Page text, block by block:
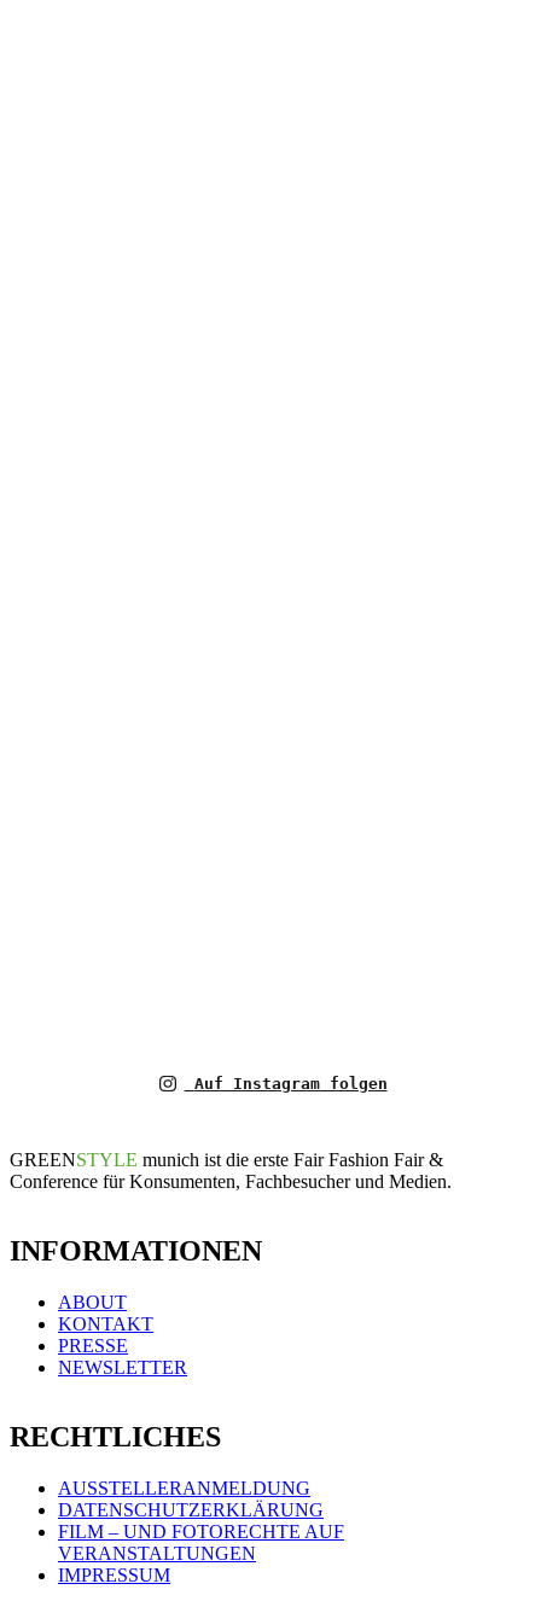
Auf Instagram folgen
GREENSTYLE munich ist die erste Fair Fashion Fair &
Conference für Konsumenten, Fachbesucher und Medien.
INFORMATIONEN
ABOUT
KONTAKT
PRESSE
NEWSLETTER
RECHTLICHES
AUSSTELLERANMELDUNG
DATENSCHUTZERKLÄRUNG
FILM – UND FOTORECHTE AUF
VERANSTALTUNGEN
IMPRESSUM